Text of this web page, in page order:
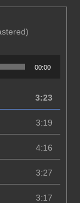
00:00
3:23
3:19
4:16
3:27
3:17